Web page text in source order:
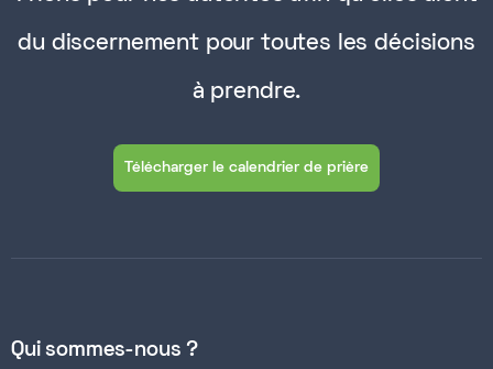
du discernement pour toutes les décisions
à prendre.
Télécharger le calendrier de prière
Qui sommes-nous ?